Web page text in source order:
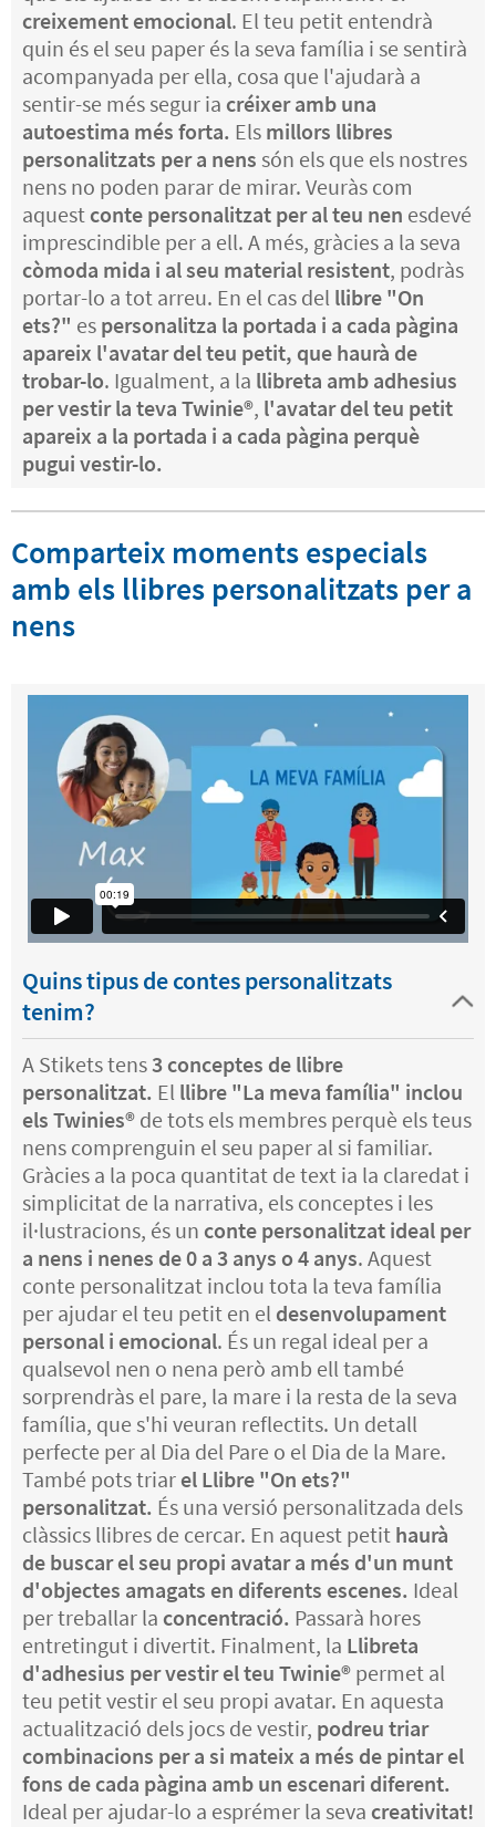
creixement emocional. El teu petit entendrà
quin és el seu paper és la seva família i se sentirà
acompanyada per ella, cosa que l'ajudarà a
sentir-se més segur ia créixer amb una
autoestima més forta. Els millors llibres
personalitzats per a nens són els que els nostres
nens no poden parar de mirar. Veuràs com
aquest conte personalitzat per al teu nen esdevé
imprescindible per a ell. A més, gràcies a la seva
còmoda mida i al seu material resistent, podràs
portar-lo a tot arreu. En el cas del llibre "On
ets?" es personalitza la portada i a cada pàgina
apareix l'avatar del teu petit, que haurà de
trobar-lo. Igualment, a la llibreta amb adhesius
per vestir la teva Twinie®️, l'avatar del teu petit
apareix a la portada i a cada pàgina perquè
pugui vestir-lo.
Comparteix moments especials
amb els llibres personalitzats per a
nens
Quins tipus de contes personalitzats
tenim?
A Stikets tens3 conceptes de llibre
personalitzat. El llibre "La meva família" inclou
els Twinies®️ de tots els membres perquè els teus
nens comprenguin el seu paper al si familiar.
Gràcies a la poca quantitat de text ia la claredat i
simplicitat de la narrativa, els conceptes i les
il·lustracions, és un conte personalitzat ideal per
a nens i nenes de 0 a 3 anys o 4 anys. Aquest
conte personalitzat inclou tota la teva família
per ajudar el teu petit en el desenvolupament
personal i emocional. És un regal ideal per a
qualsevol nen o nena però amb ell també
sorprendràs el pare, la mare i la resta de la seva
família, que s'hi veuran reflectits. Un detall
perfecte per al Dia del Pare o el Dia de la Mare.
També pots triar el Llibre "On ets?"
personalitzat. És una versió personalitzada dels
clàssics llibres de cercar. En aquest petit haurà
de buscar el seu propi avatar a més d'un munt
d'objectes amagats en diferents escenes. Ideal
per treballar la concentració. Passarà hores
entretingut i divertit. Finalment, la Llibreta
d'adhesius per vestir el teu Twinie®️ permet al
teu petit vestir el seu propi avatar. En aquesta
actualització dels jocs de vestir, podreu triar
combinacions per a si mateix a més de pintar el
fons de cada pàgina amb un escenari diferent.
Ideal per ajudar-lo a esprémer la seva creativitat!